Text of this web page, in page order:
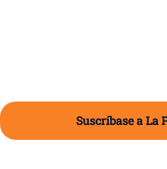
Suscríbase a La